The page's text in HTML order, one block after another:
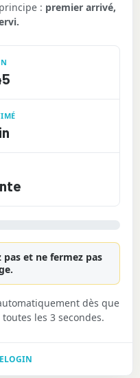
: premier arrivé,
et ne fermez pas
dès que
les 3 secondes.